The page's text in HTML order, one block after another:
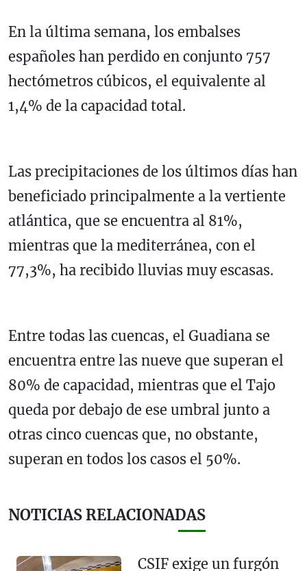
En la última semana, los embalses
españoles han perdido en conjunto 757
hectómetros cúbicos, el equivalente al
1,4% de la capacidad total.
Las precipitaciones de los últimos días han
beneficiado principalmente a la vertiente
atlántica, que se encuentra al 81%,
mientras que la mediterránea, con el
77,3%, ha recibido lluvias muy escasas.
Entre todas las cuencas, el Guadiana se
encuentra entre las nueve que superan el
80% de capacidad, mientras que el Tajo
queda por debajo de ese umbral junto a
otras cinco cuencas que, no obstante,
superan en todos los casos el 50%.
NOTICIAS RELACIONADAS
CSIF exige un furgón